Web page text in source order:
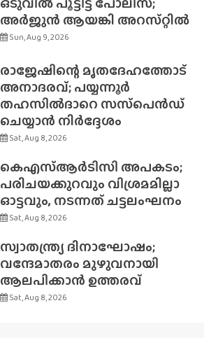
അർജുൻ ആയങ്കി അറസ്‌റ്റിൽ
Sun, Aug 9, 2026
രാജേഷിന്റെ മൃതദേഹത്തോട്
അനാദരവ്; പയ്യന്നൂർ
തഹസിൽദാറെ സസ്‌പെൻഡ്
ചെയ്യാൻ നിർദ്ദേശം
Sat, Aug 8, 2026
കെഎസ്ആർടിസി അപകടം;
പരിചയക്കുറവും വിശ്രമമില്ലാ
ഓട്ടവും, നടന്നത് ചട്ടലംഘനം
Sat, Aug 8, 2026
സ്വാതന്ത്ര്യ ദിനാഘോഷം;
വന്ദേമാതരം മുഴുവനായി
ആലപിക്കാൻ ഉത്തരവ്
Sat, Aug 8, 2026